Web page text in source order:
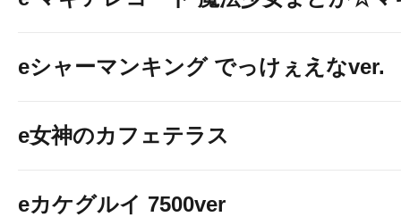
eシャーマンキング でっけぇえなver.
e女神のカフェテラス
eカケグルイ 7500ver